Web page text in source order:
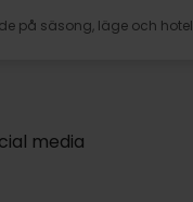
på säsong, läge och
media